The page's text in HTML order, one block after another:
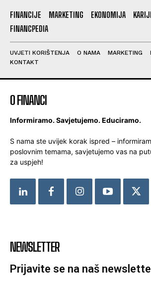
FINANCIJE MARKETING EKONOMIJA
FINANCPEDIA
UVJETI KORIŠTENJA O NAMA MARKETING
KONTAKT
O FINANCI
Informiramo. Savjetujemo. Educiramo.
S nama ste uvijek korak ispred –
poslovnim temama, savjetujemo vas na
za uspjeh!
NEWSLETTER
Prijavite se na naš